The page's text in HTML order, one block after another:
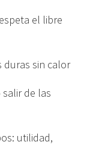
el libre
duras sin calor
de las
utilidad,